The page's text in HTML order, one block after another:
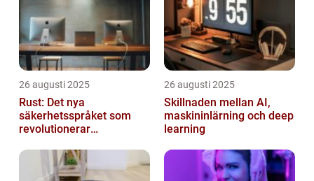
26 augusti 2025
Rust: Det nya
säkerhetsspråket som
revolutionerar
26 augusti 2025
Skillnaden mellan AI,
maskininlärning och deep
learning